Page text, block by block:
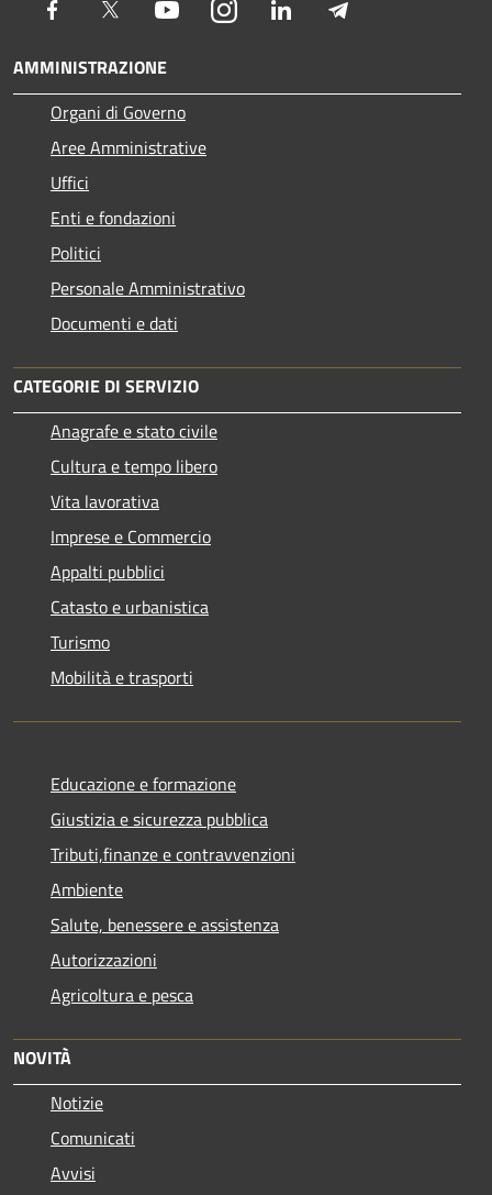
Facebook Twitter YoutubeInstagram LinkedIn
AMMINISTRAZIONE
Organi di Governo
Aree Amministrative
Uffici
Enti e fondazioni
Politici
Personale Amministrativo
Documenti e dati
CATEGORIE DI SERVIZIO
Anagrafe e stato civile
Cultura e tempo libero
Vita lavorativa
Imprese e Commercio
Appalti pubblici
Catasto e urbanistica
Turismo
Mobilità e trasporti
Educazione e formazione
Giustizia e sicurezza pubblica
Tributi,finanze e contravvenzioni
Ambiente
Salute, benessere e assistenza
Autorizzazioni
Agricoltura e pesca
NOVITÀ
Notizie
Comunicati
Avvisi